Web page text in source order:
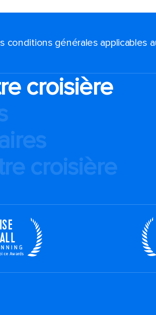
conditions générales applicables
croisière
croisière